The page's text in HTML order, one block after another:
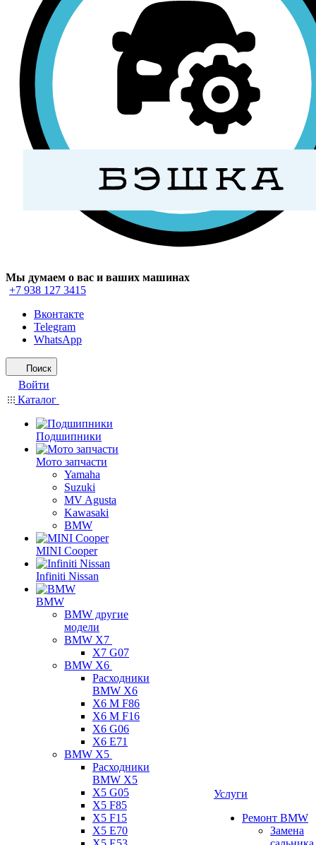
Мы думаем о вас и ваших машинах
+7 938 127 3415
Вконтакте
Telegram
WhatsApp
Поиск
Войти
Каталог
Подшипники
Мото запчасти
Yamaha
Suzuki
MV Agusta
Kawasaki
BMW
MINI Cooper
Infiniti Nissan
BMW
BMW другие
модели
BMW X7
X7 G07
BMW X6
Расходники
BMW X6
X6 M F86
X6 M F16
X6 G06
X6 E71
BMW X5
Расходники
BMW X5
X5 G05
X5 F85
X5 F15
X5 E70
Услуги
Ремонт BMW
Замена